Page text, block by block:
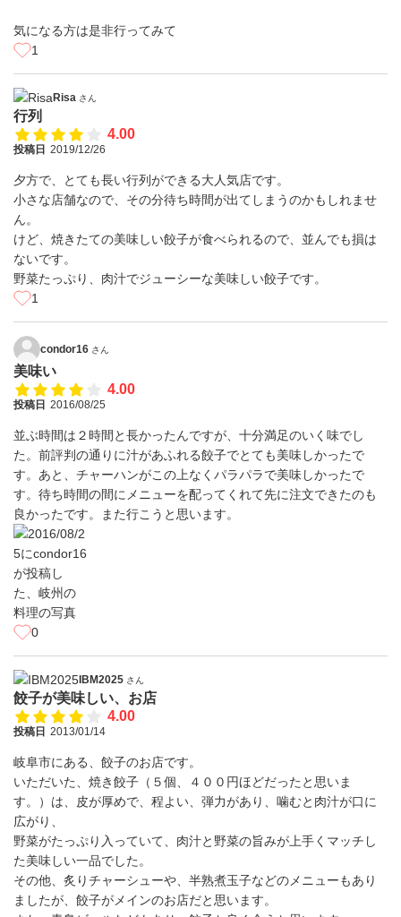
気になる方は是非行ってみて
1
Risa さん
行列
4.00
投稿日 2019/12/26
夕方で、とても長い行列ができる大人気店です。
小さな店舗なので、その分待ち時間が出てしまうのかもしれませ
ん。
けど、焼きたての美味しい餃子が食べられるので、並んでも損は
ないです。
野菜たっぷり、肉汁でジューシーな美味しい餃子です。
1
condor16 さん
美味い
4.00
投稿日 2016/08/25
並ぶ時間は２時間と長かったんですが、十分満足のいく味でし
た。前評判の通りに汁があふれる餃子でとても美味しかったで
す。あと、チャーハンがこの上なくパラパラで美味しかったで
す。待ち時間の間にメニューを配ってくれて先に注文できたのも
良かったです。また行こうと思います。
0
IBM2025 さん
餃子が美味しい、お店
4.00
投稿日 2013/01/14
岐阜市にある、餃子のお店です。
いただいた、焼き餃子（５個、４００円ほどだったと思いま
す。）は、皮が厚めで、程よい、弾力があり、噛むと肉汁が口に
広がり、
野菜がたっぷり入っていて、肉汁と野菜の旨みが上手くマッチし
た美味しい一品でした。
その他、炙りチャーシューや、半熟煮玉子などのメニューもあり
ましたが、餃子がメインのお店だと思います。